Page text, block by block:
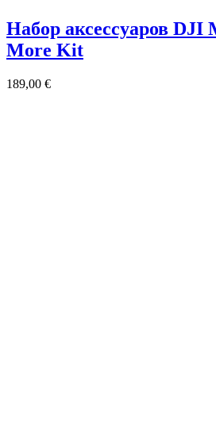
Набор аксессуаров
More Kit
189,00 €